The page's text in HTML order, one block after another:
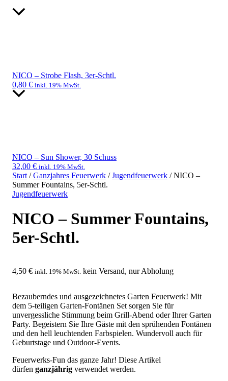
NICO – Strobe Flash, 3er-Schtl.
0,80 € inkl. 19% MwSt.
NICO – Sun Shower, 30 Schuss
32,00 € inkl. 19% MwSt.
Start /Ganzjahres Feuerwerk /Jugendfeuerwerk / NICO –
Summer Fountains, 5er-Schtl.
Jugendfeuerwerk
NICO – Summer Fountains,
5er-Schtl.
4,50 € inkl. 19% MwSt. kein Versand, nur Abholung
Bezauberndes und ausgezeichnetes Garten Feuerwerk! Mit
dem 5-teiligen Garten-Fontänen Set sorgen Sie für
unvergessliche Stimmung beim Grill-Abend oder Ihrer Garten
Party. Begeistern Sie Ihre Gäste mit den sprühenden Fontänen
und den hell leuchtenden Farbspielen. Wundervoll auch für
Geburtstage und Outdoor-Events.
Feuerwerks-Fun das ganze Jahr! Diese Artikel
dürfen ganzjährig verwendet werden.